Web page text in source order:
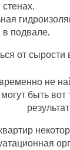
подвале.
не
быть